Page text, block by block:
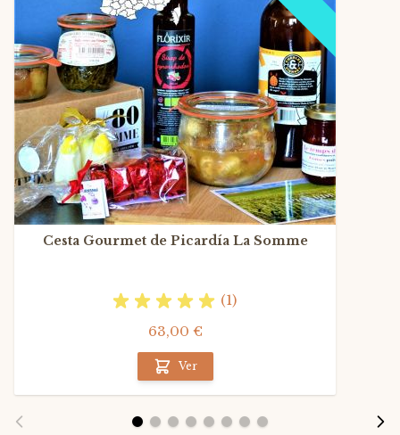
Cesta Gourmet de Picardía La Somme
(1)
63,00 €
Ver